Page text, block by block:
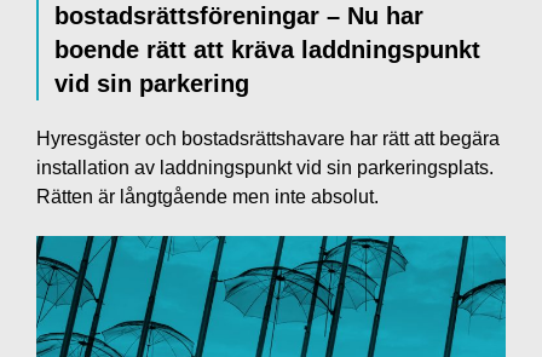
bostadsrättsföreningar – Nu har
boende rätt att kräva laddningspunkt
vid sin parkering
Hyresgäster och bostadsrättshavare har rätt att begära
installation av laddningspunkt vid sin parkeringsplats.
Rätten är långtgående men inte absolut.